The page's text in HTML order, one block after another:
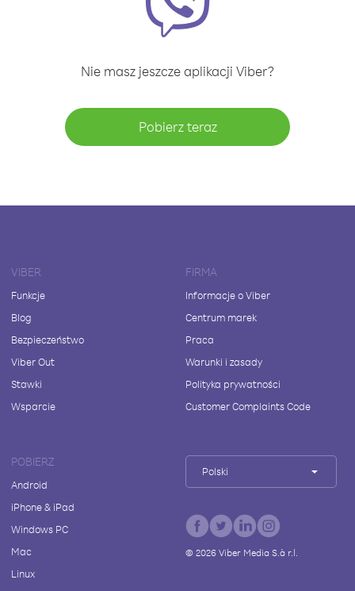
Nie masz jeszcze aplikacji Viber?
Pobierz teraz
VIBER
Funkcje
Blog
Bezpieczeństwo
Viber Out
Stawki
Wsparcie
FIRMA
Informacje o Viber
Centrum marek
Praca
Warunki i zasady
Polityka prywatności
Customer Complaints Code
POBIERZ
Android
iPhone & iPad
Windows PC
Mac
Linux
Polski
© 2026Viber Media S.à r.l.